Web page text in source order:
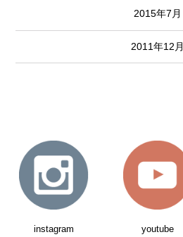
2015年7月
2011年12月
instagram youtube